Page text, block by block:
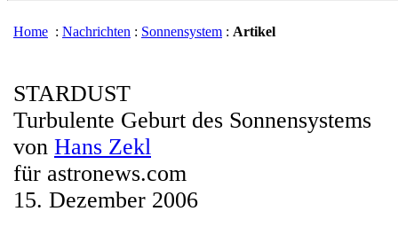
Home : Nachrichten : Sonnensystem : Artikel
STARDUST
Turbulente Geburt des Sonnensystems
von Hans Zekl
für astronews.com
15. Dezember 2006